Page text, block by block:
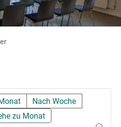
Nach Woche
zu Monat